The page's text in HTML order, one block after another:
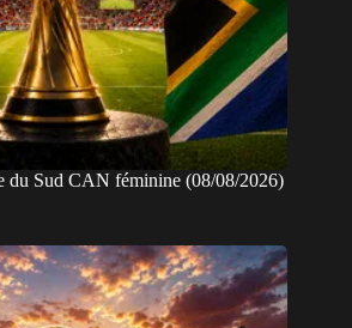
du Sud CAN féminine (08/08/2026)